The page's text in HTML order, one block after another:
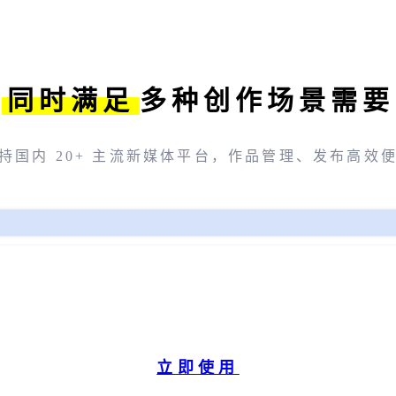
同时满足 多种创作场景需要
国内 20+ 主流新媒体平台，作品管理、发布高效
立即使用